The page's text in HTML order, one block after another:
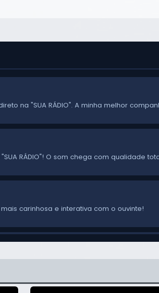
Ligo o rádio logo cedo!
na "SUA RÁDIO". A minha melhor
RÁDIO"! O som chega com qualidade
carinhosa e interativa com o ouvinte!
toda a equipe técnica e para os ouvintes